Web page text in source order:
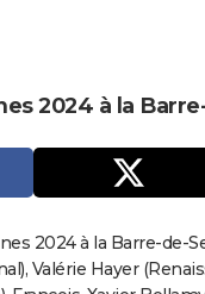
2024 à la
2024 à la Barre-de-
Valérie Hayer